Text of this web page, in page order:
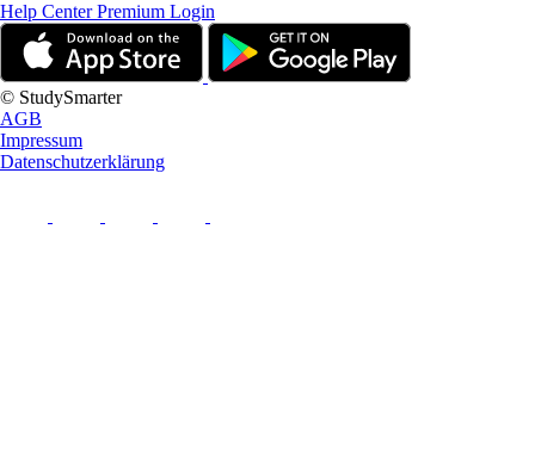
Help CenterPremium Login
© StudySmarter
AGB
Impressum
Datenschutzerklärung